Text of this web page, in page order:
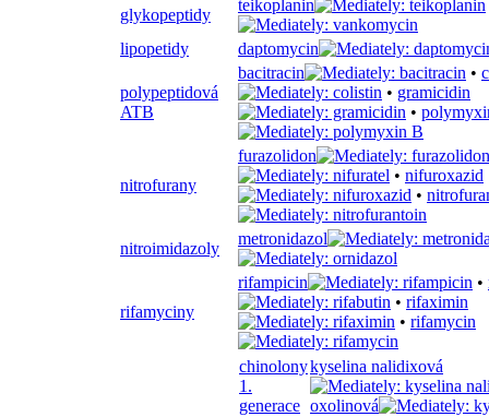
glykopeptidy
teikoplanin
lipopetidy daptomycin
polypeptidová
ATB
bacitracin •
• gramicidin
•
nitrofurany
furazolidon
• nifuroxazid
•
nitroimidazoly
metronidazol
rifamyciny
rifampicin •
• rifaximin
• rifamycin
chinolony
1.
generace
kyselina nalidixová
oxolinová